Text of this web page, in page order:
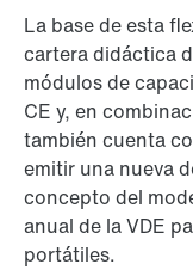
La base de esta
cartera didáctica
módulos de
CE y, en
también cuenta
emitir una nueva
concepto del
anual de la VDE
portátiles.